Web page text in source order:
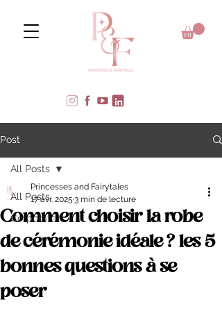
Post
All Posts
Corporate
All Posts
Comment choisir la robe
de cérémonie idéale ? les 5
bonnes questions à se
poser
Princesses and Fairytales
17 avr. 2025 3 min de lecture